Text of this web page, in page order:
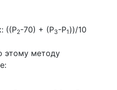
((Р2-70) + (Р3-Р1 ))/10
этому методу